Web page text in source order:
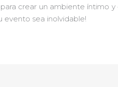
crear un ambiente íntimo
evento sea inolvidable!